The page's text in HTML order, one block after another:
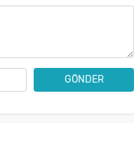
GÖNDER